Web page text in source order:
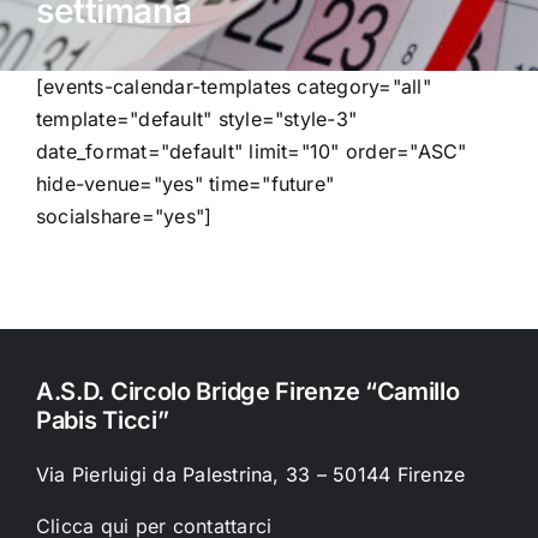
Contatti
Chi Siamo
settimana
[events-calendar-templates category="all"
template="default" style="style-3"
date_format="default" limit="10" order="ASC"
hide-venue="yes" time="future"
socialshare="yes"]
A.S.D. Circolo Bridge Firenze “Camillo
Pabis Ticci”
Via Pierluigi da Palestrina, 33 – 50144 Firenze
Clicca qui per contattarci